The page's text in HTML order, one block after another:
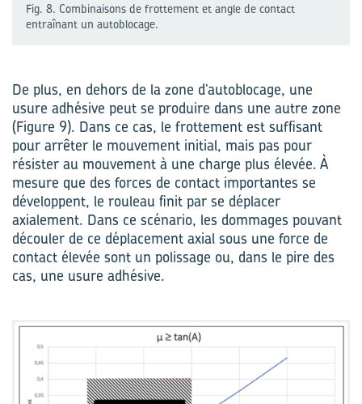
Fig. 8. Combinaisons de frottement et angle de contact
entraînant un autoblocage.
De plus, en dehors de la zone d’autoblocage, une
usure adhésive peut se produire dans une autre zone
(Figure 9). Dans ce cas, le frottement est suffisant
pour arrêter le mouvement initial, mais pas pour
résister au mouvement à une charge plus élevée. À
mesure que des forces de contact importantes se
développent, le rouleau finit par se déplacer
axialement. Dans ce scénario, les dommages pouvant
découler de ce déplacement axial sous une force de
contact élevée sont un polissage ou, dans le pire des
cas, une usure adhésive.